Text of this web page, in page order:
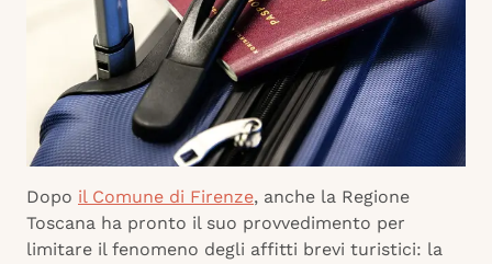
Dopo il Comune di Firenze, anche la Regione
Toscana ha pronto il suo provvedimento per
limitare il fenomeno degli affitti brevi turistici: la